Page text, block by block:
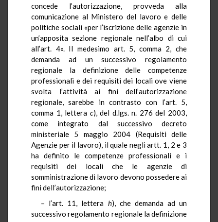
concede l’autorizzazione, provveda alla
comunicazione al Ministero del lavoro e delle
politiche sociali «per l’iscrizione delle agenzie in
un’apposita sezione regionale nell’albo di cui
all’art. 4». Il medesimo art. 5, comma 2, che
demanda ad un successivo regolamento
regionale la definizione delle competenze
professionali e dei requisiti dei locali ove viene
svolta l’attività ai fini dell’autorizzazione
regionale, sarebbe in contrasto con l’art. 5,
comma 1, lettera c), del d.lgs. n. 276 del 2003,
come integrato dal successivo decreto
ministeriale 5 maggio 2004 (Requisiti delle
Agenzie per il lavoro), il quale negli artt. 1, 2 e 3
ha definito le competenze professionali e i
requisiti dei locali che le agenzie di
somministrazione di lavoro devono possedere ai
fini dell’autorizzazione;
– l’art. 11, lettera h), che demanda ad un
successivo regolamento regionale la definizione